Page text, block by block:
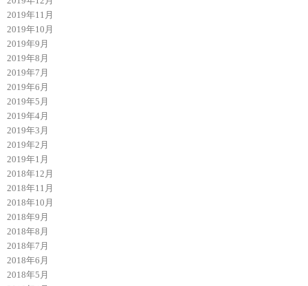
2019年11月
2019年10月
2019年9月
2019年8月
2019年7月
2019年6月
2019年5月
2019年4月
2019年3月
2019年2月
2019年1月
2018年12月
2018年11月
2018年10月
2018年9月
2018年8月
2018年7月
2018年6月
2018年5月